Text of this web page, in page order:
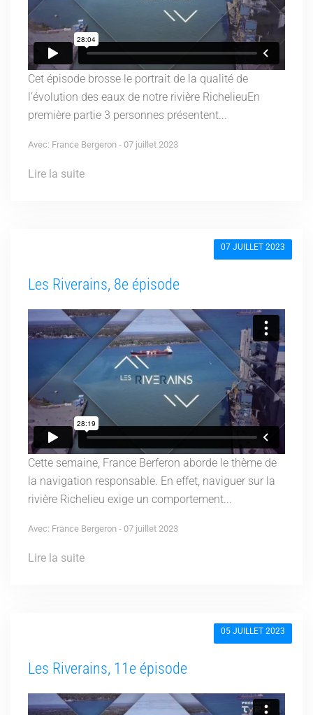
Cet épisode brosse le portrait de la qualité de
l’évolution des eaux de notre rivière RichelieuEn
première partie 3 personnes présentent...
Avec: France Bergeron - 07 juillet 2023
Lire la suite
07 JUILLET 2023
Les Riverains, 8e épisode
Cette semaine, France Berferon aborde le thème de
la navigation responsable. En effet, naviguer sur la
rivière Richelieu exige un comportement...
Avec: France Bergeron - 07 juillet 2023
Lire la suite
05 JUILLET 2023
Les Riverains, 11e épisode